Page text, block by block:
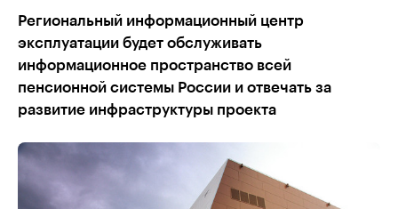
Региональный информационный центр
эксплуатации будет обслуживать
информационное пространство всей
пенсионной системы России и отвечать за
развитие инфраструктуры проекта